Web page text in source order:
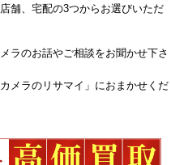
舗、宅配の3つからお選びいただ
ラのお話やご相談をお聞かせ下さ
メラのリサマイ」におまかせくだ